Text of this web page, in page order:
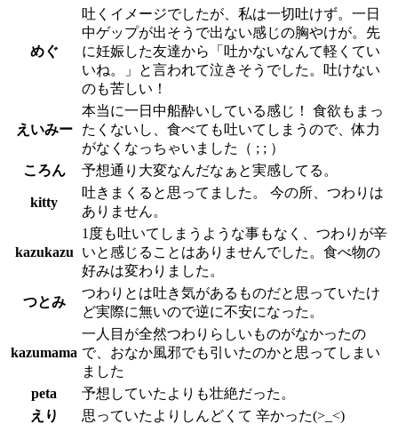
めぐ
吐くイメージでしたが、私は一切吐けず。一日
中ゲップが出そうで出ない感じの胸やけが。先
に妊娠した友達から「吐かないなんて軽くてい
いね。」と言われて泣きそうでした。吐けない
のも苦しい！
えいみー
本当に一日中船酔いしている感じ！ 食欲もまっ
たくないし、食べても吐いてしまうので、体力
がなくなっちゃいました（ ; ; ）
ころん
予想通り大変なんだなぁと実感してる。
kitty
吐きまくると思ってました。 今の所、つわりは
ありません。
kazukazu
1度も吐いてしまうような事もなく、つわりが辛
いと感じることはありませんでした。食べ物の
好みは変わりました。
つとみ
つわりとは吐き気があるものだと思っていたけ
ど実際に無いので逆に不安になった。
kazumama
一人目が全然つわりらしいものがなかったの
で、おなか風邪でも引いたのかと思ってしまい
ました
peta
予想していたよりも壮絶だった。
えり
思っていたよりしんどくて 辛かった(>_<)